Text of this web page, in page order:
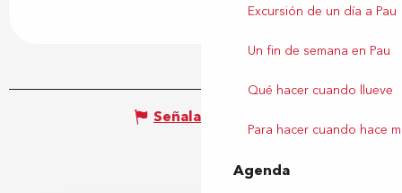
Excursión de un día a Pau
Un fin de semana en Pau
Qué hacer cuando llueve
Para hacer cuando hace
Agenda
Señalar un error